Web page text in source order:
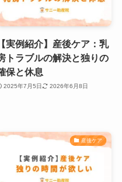
【実例紹介】産後ケア：乳
トラブルの解決と独りの
保と休息
2025年7月5日 2026年6月8日
産後ケア